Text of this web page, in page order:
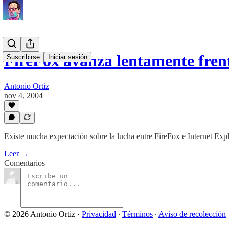
Suscribirse Iniciar sesión
FireFox avanza lentamente
Antonio Ortiz
nov 4, 2004
Existe mucha expectación sobre la lucha entre FireFox e Internet
Leer →
Comentarios
© 2026 Antonio Ortiz · Privacidad ∙ Términos ∙ Aviso de recolección